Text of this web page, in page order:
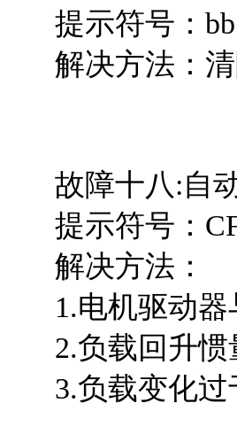
提示符号：bb
解决方法：清
故障十八:自
提示符号：
解决方法：
1.电机驱动器
2.负载回升惯
3.负载变化过